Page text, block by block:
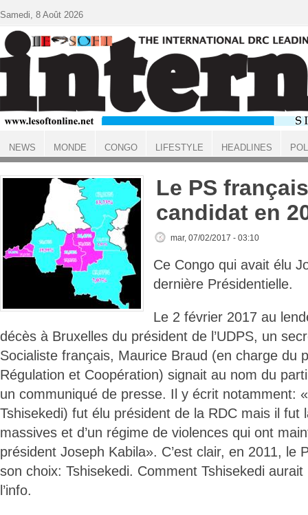
ACCUEIL
Le PS
candidat en
mar, 07/02/2017 - 03:10
Ce Congo qui avait élu
dernière Présidentielle.
Le 2 février 2017 au
décès à Bruxelles du président de l’UDPS, un
Socialiste français, Maurice Braud (en charge du
Régulation et Coopération) signait au nom du
un communiqué de presse. Il y écrit notamment:
Tshisekedi) fut élu président de la RDC mais il fut
massives et d’un régime de violences qui ont
président Joseph Kabila». C’est clair, en 2011, le
son choix: Tshisekedi. Comment Tshisekedi
l’info.
Samedi, 8 Août 2026
NEWS MONDE CONGO LIFESTYLE HEADLINES